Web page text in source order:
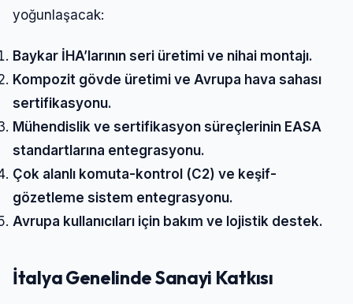
yoğunlaşacak:
Baykar İHA’larının seri üretimi ve nihai montajı.
Kompozit gövde üretimi ve Avrupa hava sahası
sertifikasyonu.
Mühendislik ve sertifikasyon süreçlerinin EASA
standartlarına entegrasyonu.
Çok alanlı komuta-kontrol (C2) ve keşif-
gözetleme sistem entegrasyonu.
Avrupa kullanıcıları için bakım ve lojistik destek.
İtalya Genelinde Sanayi Katkısı